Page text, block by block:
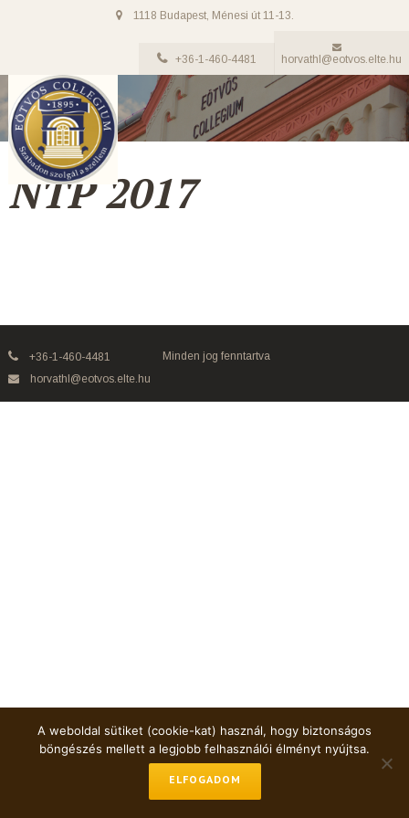
1118 Budapest, Ménesi út 11-13.
+36-1-460-4481 horvathl@eotvos.elte.hu
NTP 2017
+36-1-460-4481
horvathl@eotvos.elte.hu
Minden jog fenntartva
A weboldal sütiket (cookie-kat) használ, hogy biztonságos
böngészés mellett a legjobb felhasználói élményt nyújtsa.
ELFOGADOM